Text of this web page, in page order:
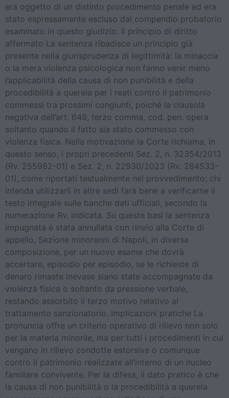
era oggetto di un distinto procedimento penale ed era
stato espressamente escluso dal compendio probatorio
esaminato in questo giudizio. Il principio di diritto
affermato La sentenza ribadisce un principio già
presente nella giurisprudenza di legittimità: la minaccia
o la mera violenza psicologica non fanno venir meno
l’applicabilità della causa di non punibilità e della
procedibilità a querela per i reati contro il patrimonio
commessi tra prossimi congiunti, poiché la clausola
negativa dell’art. 649, terzo comma, cod. pen. opera
soltanto quando il fatto sia stato commesso con
violenza fisica. Nella motivazione la Corte richiama, in
questo senso, i propri precedenti Sez. 2, n. 32354/2013
(Rv. 255982-01) e Sez. 2, n. 22930/2023 (Rv. 284533-
01), come riportati testualmente nel provvedimento; chi
intenda utilizzarli in altre sedi farà bene a verificarne il
testo integrale sulle banche dati ufficiali, secondo la
numerazione Rv. indicata. Su queste basi la sentenza
impugnata è stata annullata con rinvio alla Corte di
appello, Sezione minorenni di Napoli, in diversa
composizione, per un nuovo esame che dovrà
accertare, episodio per episodio, se le richieste di
denaro rimaste inevase siano state accompagnate da
violenza fisica o soltanto da pressione verbale,
restando assorbito il terzo motivo relativo al
trattamento sanzionatorio. Implicazioni pratiche La
pronuncia offre un criterio operativo di rilievo non solo
per la materia minorile, ma per tutti i procedimenti in cui
vengano in rilievo condotte estorsive o comunque
contro il patrimonio realizzate all’interno di un nucleo
familiare convivente. Per la difesa, il dato pratico è che
la causa di non punibilità o la procedibilità a querela